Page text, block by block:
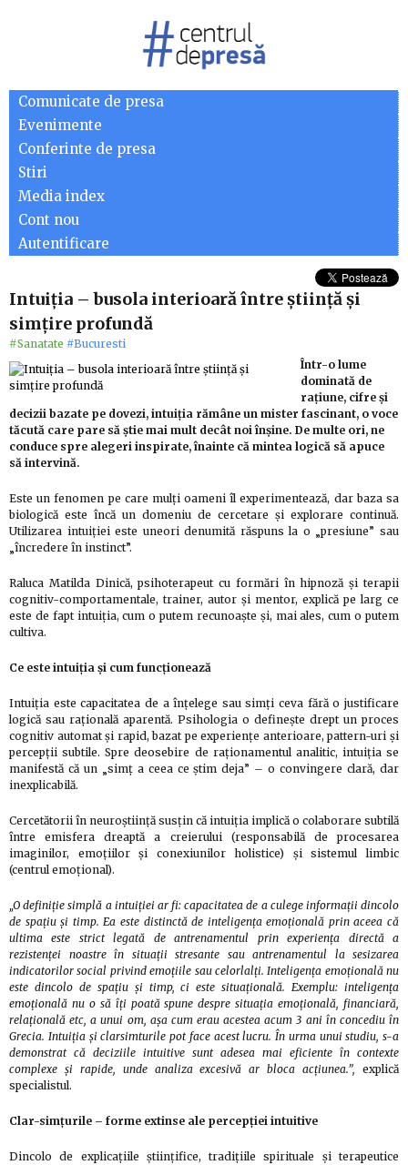
Comunicate de presa
Evenimente
Conferinte de presa
Stiri
Media index
Cont nou
Autentificare
Intuiția – busola interioară între știință și
simțire profundă
#Sanatate #Bucuresti
Într-o lume
dominată de
rațiune, cifre și
decizii bazate pe dovezi, intuiția rămâne un mister fascinant, o voce
tăcută care pare să știe mai mult decât noi înșine. De multe ori, ne
conduce spre alegeri inspirate, înainte că mintea logică să apuce
să intervină.
Este un fenomen pe care mulți oameni îl experimentează, dar baza sa
biologică este încă un domeniu de cercetare și explorare continuă.
Utilizarea intuiției este uneori denumită răspuns la o „presiune” sau
„încredere în instinct”.
Raluca Matilda Dinică, psihoterapeut cu formări în hipnoză și terapii
cognitiv-comportamentale, trainer, autor și mentor, explică pe larg ce
este de fapt intuiția, cum o putem recunoaște și, mai ales, cum o putem
cultiva.
Ce este intuiția și cum funcționează
Intuiția este capacitatea de a înțelege sau simți ceva fără o justificare
logică sau rațională aparentă. Psihologia o definește drept un proces
cognitiv automat și rapid, bazat pe experiențe anterioare, pattern-uri și
percepții subtile. Spre deosebire de raționamentul analitic, intuiția se
manifestă că un „simț a ceea ce știm deja” – o convingere clară, dar
inexplicabilă.
Cercetătorii în neuroștiință susțin că intuiția implică o colaborare subtilă
între emisfera dreaptă a creierului (responsabilă de procesarea
imaginilor, emoțiilor și conexiunilor holistice) și sistemul limbic
(centrul emoțional).
„O definiție simplă a intuiției ar fi: capacitatea de a culege informații dincolo
de spațiu și timp. Ea este distinctă de inteligența emoțională prin aceea că
ultima este strict legată de antrenamentul prin experiența directă a
rezistenței noastre în situații stresante sau antrenamentul la sesizarea
indicatorilor social privind emoțiile sau celorlalți. Inteligența emoțională nu
este dincolo de spațiu și timp, ci este situațională. Exemplu: inteligența
emoțională nu o să îți poată spune despre situația emoțională, financiară,
relațională etc, a unui om, așa cum erau acestea acum 3 ani în concediu în
Grecia. Intuiția și clarsimturile pot face acest lucru. În urma unui studiu, s-a
demonstrat că deciziile intuitive sunt adesea mai eficiente în contexte
complexe și rapide, unde analiza excesivă ar bloca acțiunea.”, explică
specialistul.
Clar-simțurile – forme extinse ale percepției intuitive
Dincolo de explicațiile științifice, tradițiile spirituale și terapeutice